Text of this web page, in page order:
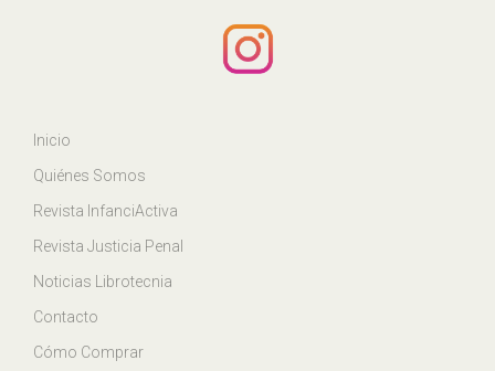
Inicio
Quiénes Somos
Revista InfanciActiva
Revista Justicia Penal
Noticias Librotecnia
Contacto
Cómo Comprar